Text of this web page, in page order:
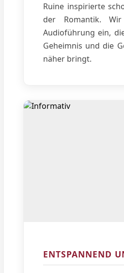
Ruine inspirierte
der Romantik.
Audioführung ein,
Geheimnis und die
näher bringt.
ENTSPANNEND